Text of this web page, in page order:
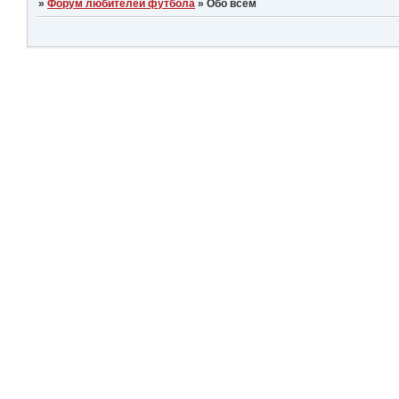
»Форум любителей футбола »Обо всём